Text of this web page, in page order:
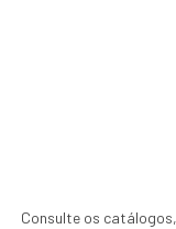
Consulte os